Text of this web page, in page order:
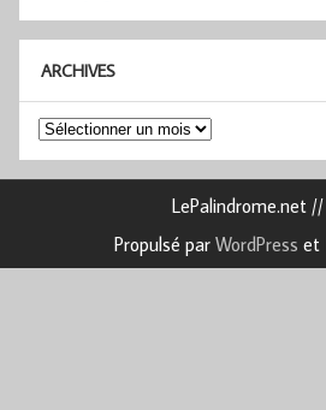
ARCHIVES
Archives
LePalindrome.net
Propulsé par WordPress et